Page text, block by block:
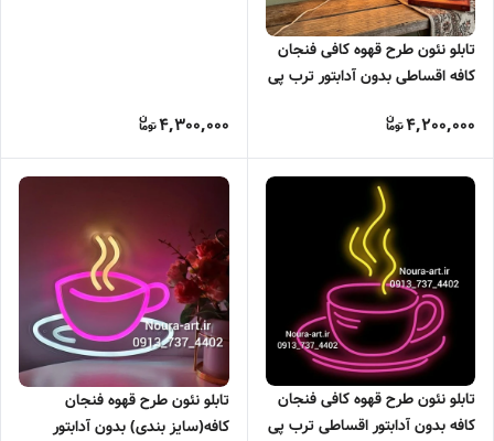
تابلو نئون طرح قهوه کافی فنجان
کافه اقساطی بدون آدابتور ترب پی
4,200,000
4,300,000
تابلو نئون طرح قهوه کافی فنجان
کافه بدون آدابتور اقساطی ترب پی
تابلو نئون طرح قهوه فنجان
کافه(سایز بندی) بدون آدابتور